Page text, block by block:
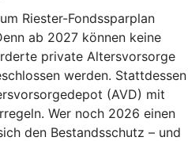
Riester-Fondssparplan
ab 2027 können keine
private Altersvorsorge
werden. Stattdessen
(AVD) mit
Wer noch 2026 einen
den Bestandsschutz – und